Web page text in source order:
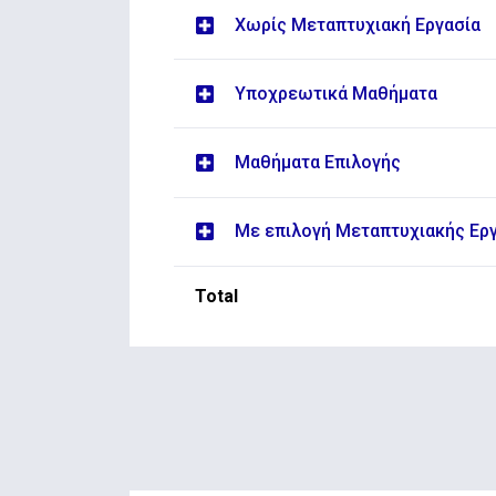
Χωρίς Μεταπτυχιακή Εργασία
Υποχρεωτικά Μαθήματα
Μαθήματα Επιλογής
Με επιλογή Μεταπτυχιακής
Total